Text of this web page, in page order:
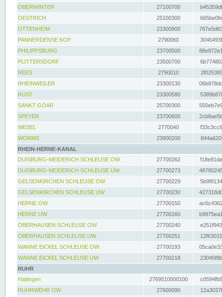
OBERWINTER
27100700
OESTRICH
25100300
OTTENHEIM
23300800
PANNERDENSE KOP
2790060
PHILIPPSBURG
23700500
PLITTERSDORF
23500700
REES
2790010
RHEINWEILER
23300130
RUST
23300580
SANKT GOAR
25700300
SPEYER
23700600
WESEL
2770040
WORMS
23900200
RHEIN-HERNE-KANAL
DUISBURG-MEIDERICH SCHLEUSE OW
27700262
DUISBURG-MEIDERICH SCHLEUSE UW
27700273
GELSENKIRCHEN SCHLEUSE OW
27700229
GELSENKIRCHEN SCHLEUSE UW
27700230
HERNE OW
27700150
HERNE UW
27700160
OBERHAUSEN SCHLEUSE OW
27700240
OBERHAUSEN SCHLEUSE UW
27700251
WANNE EICKEL SCHLEUSE OW
27700193
WANNE EICKEL SCHLEUSE UW
27700218
RUHR
Hattingen
2769510000100
RUHRWEHR OW
27600090